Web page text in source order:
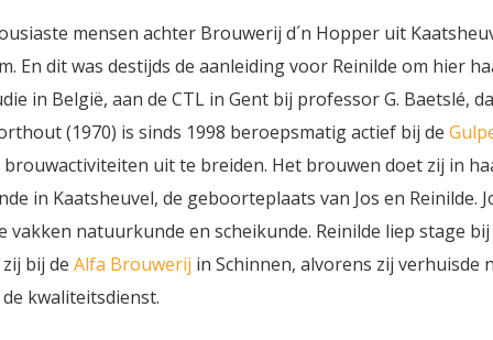
mensen achter Brouwerij d´n Hopper uit
En dit was destijds de aanleiding voor Reinilde om hier
in België, aan de CTL in Gent bij professor G. Baetslé,
(1970) is sinds 1998 beroepsmatig actief bij de
uit te breiden. Het brouwen doet zij in
in Kaatsheuvel, de geboorteplaats van Jos en Reinilde.
natuurkunde en scheikunde. Reinilde liep stage bij
bij de Alfa Brouwerij in Schinnen, alvorens zij verhuisde
kwaliteitsdienst.